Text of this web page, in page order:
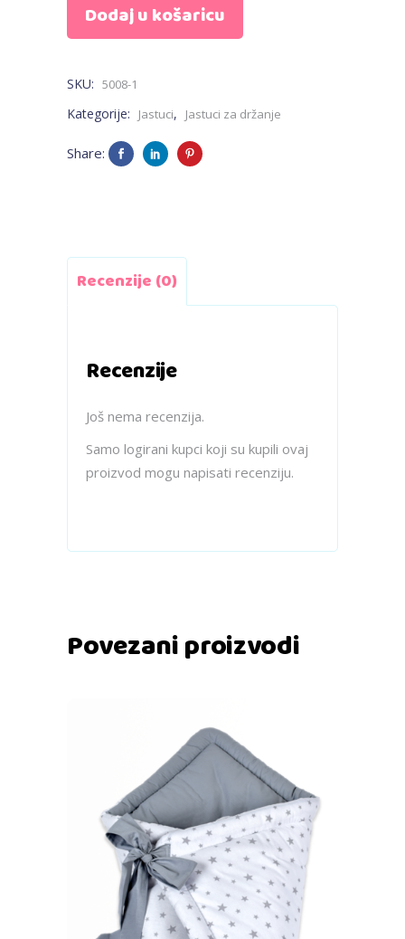
bebe
roza,
čičak
Dodaj u košaricu
SKU: 5008-1
Kategorije: Jastuci, Jastuci za držanje
Share:
Recenzije (0)
Recenzije
Još nema recenzija.
Samo logirani kupci koji su kupili ovaj
proizvod mogu napisati recenziju.
Povezani proizvodi
Dodaj u košaricu